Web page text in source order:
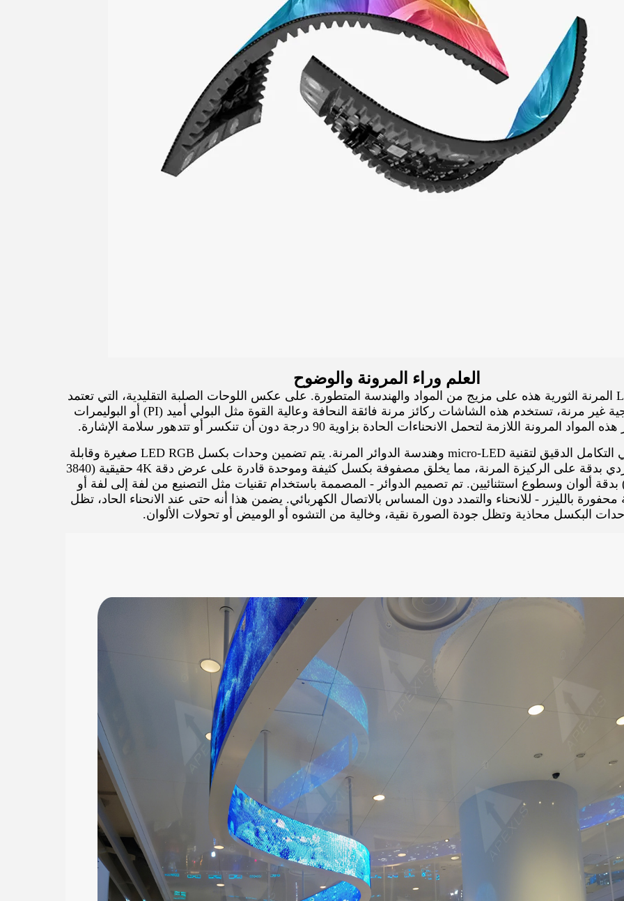
العلم وراء المرونة والوضوح
تعتمد شاشة LED المرنة الثورية هذه على مزيج من المواد والهندسة المتطورة. على عكس اللوحات الصلبة التقليدية، التي تعتمد
على ركائز زجاجية غير مرنة، تستخدم هذه الشاشات ركائز مرنة فائقة النحافة وعالية القوة مثل البولي أميد (PI) أو البوليمرات
المرونة اللازمة لتحمل الانحناءات الحادة بزاوية 90 درجة دون أن تنكسر أو تتدهور سلامة الإشارة.
يكمن المفتاح في التكامل الدقيق لتقنية micro-LED وهندسة الدوائر المرنة. يتم تضمين وحدات بكسل LED RGB صغيرة وقابلة
للعنونة بشكل فردي بدقة على الركيزة المرنة، مما يخلق مصفوفة بكسل كثيفة وموحدة قادرة على عرض دقة 4K حقيقية (3840
بدقة ألوان وسطوع استثنائيين. تم تصميم الدوائر - المصممة باستخدام تقنيات مثل التصنيع من لفة إلى لفة أو
بالليزر - للانحناء والتمدد دون المساس بالاتصال الكهربائي. يضمن هذا أنه حتى عند الانحناء الحاد، تظل
البكسل محاذية وتظل جودة الصورة نقية، وخالية من التشوه أو الوميض أو تحولات الألوان.